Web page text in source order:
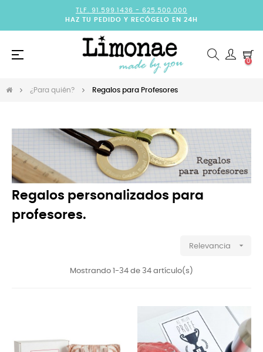
TLF. 91.599.1436 - 625.500.000
HAZ TU PEDIDO Y RECÓGELO EN 24H
Navegación
☰
0
¿Para quién? Regalos para Profesores
Regalos personalizados para
profesores.
Relevancia 
Mostrando 1-34 de 34 artículo(s)